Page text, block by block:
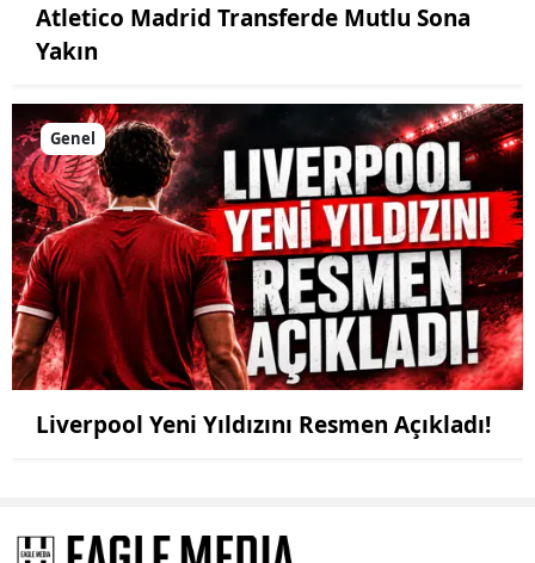
Atletico Madrid Transferde Mutlu Sona
Yakın
Genel
Liverpool Yeni Yıldızını Resmen Açıkladı!